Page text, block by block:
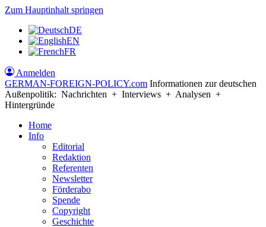
Zum Hauptinhalt springen
DE
EN
FR
Anmelden
GERMAN-FOREIGN-POLICY.com Informationen zur deutschen
Außenpolitik: Nachrichten + Interviews + Analysen +
Hintergründe
Home
Info
Editorial
Redaktion
Referenten
Newsletter
Förderabo
Spende
Copyright
Geschichte